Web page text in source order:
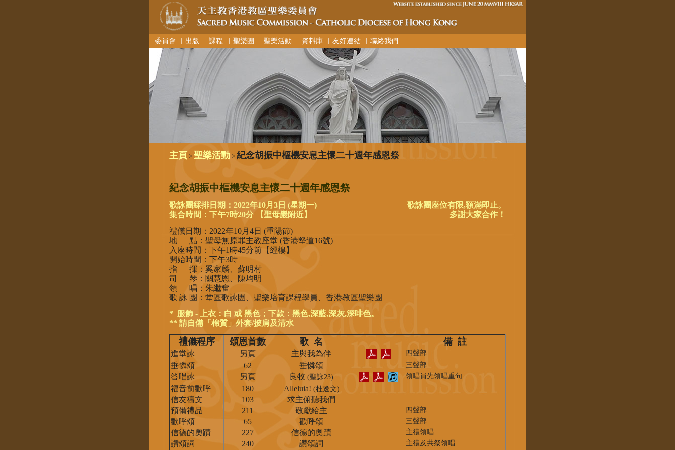
委員會 ︳出版 ︳課程 ︳聖樂團 ︳聖樂活動 ︳資料庫 ︳友好連結 ︳聯絡我們
主頁 > 聖樂活動 > 紀念胡振中樞機安息主懷二十週年感恩祭
紀念胡振中樞機安息主懷二十週年感恩祭
歌詠團綵排日期：2022年10月3日 (星期一)
集合時間：下午7時20分 【聖母巖附近】
歌詠團座位有限,額滿即止。
多謝大家合作！
禮儀日期：2022年10月4日 (重陽節)
地 點：聖母無原罪主教座堂 (香港堅道16號)
入座時間：下午1時45分前【經樓】
開始時間：下午3時
指 揮：奚家麟、蘇明村
司 琴：關慧恩、陳均明
領 唱：朱繼奮
歌 詠 團：堂區歌詠團、聖樂培育課程學員、香港教區聖樂團
* 服飾 - 上衣：白 或 黑色；下款：黑色,深藍,深灰,深啡色。
** 請自備「棉質」外套/披肩及清水
禮儀程序 頌恩首數 歌 名 備 註
進堂詠 另頁 主與我為伴 四聲部
垂憐頌 62 垂憐頌 三聲部
答唱詠 另頁 良牧 (聖詠23) 領唱員先領唱重句
福音前歡呼 180 Alleluia! (杜逸文)
信友禱文 103
求主俯聽我們
預備禮品
211 敬獻給主 四聲部
歡呼頌 65 歡呼頌 三聲部
信德的奧蹟 227 信德的奧蹟 主禮領唱
讚頌詞 240 讚頌詞 主禮及共祭領唱